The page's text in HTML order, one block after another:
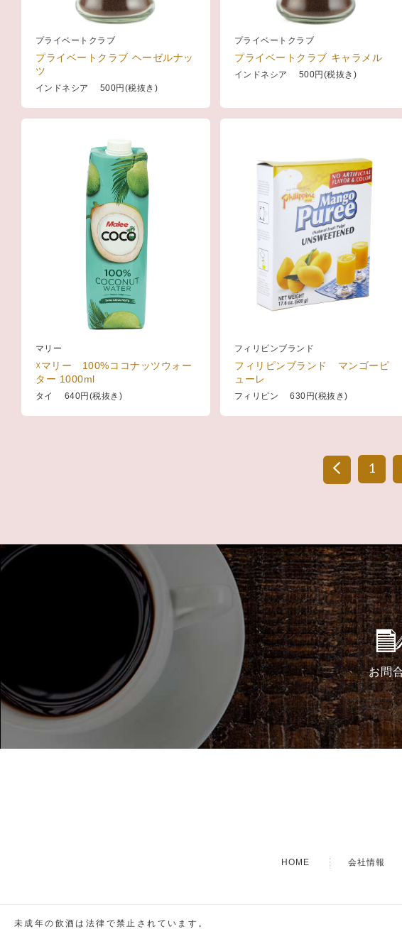
プライベートクラブ
プライベートクラブ ヘーゼルナッ
ツ
インドネシア 500円(税抜き)
プライベートクラブ
プライベートクラブ キャラメル
インドネシア 500円(税抜き)
マリー
☓マリー 100%ココナッツウォー
ター 1000ml
タイ 640円(税抜き)
フィリピンブランド
フィリピンブランド マンゴーピ
ューレ
フィリピン 630円(税抜き)
1
お問
HOME 会社情報
未成年の飲酒は法律で禁止されています。